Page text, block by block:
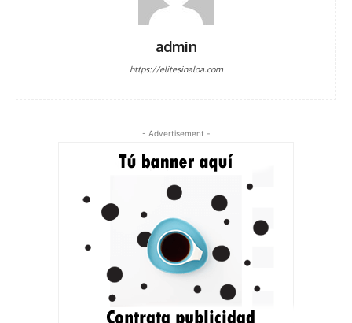
admin
https://elitesinaloa.com
- Advertisement -